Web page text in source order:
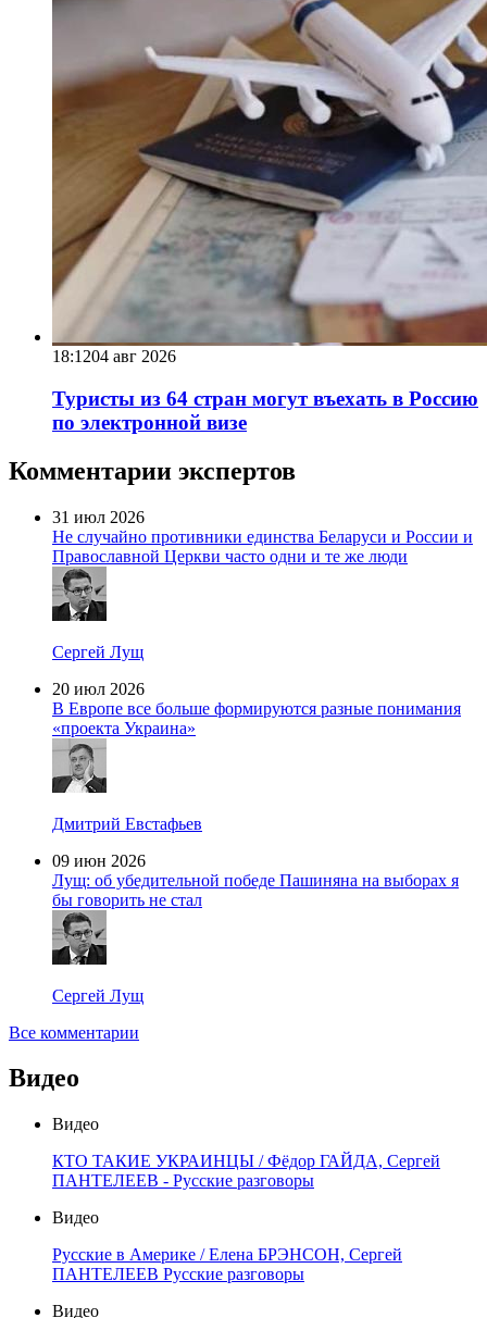
18:1204 авг 2026
Туристы из 64 стран могут въехать в Россию
по электронной визе
Комментарии экспертов
31 июл 2026
Не случайно противники единства Беларуси и России и
Православной Церкви часто одни и те же люди
Сергей Лущ
20 июл 2026
В Европе все больше формируются разные понимания
«проекта Украина»
Дмитрий Евстафьев
09 июн 2026
Лущ: об убедительной победе Пашиняна на выборах я
бы говорить не стал
Сергей Лущ
Все комментарии
Видео
Видео
КТО ТАКИЕ УКРАИНЦЫ / Фёдор ГАЙДА, Сергей
ПАНТЕЛЕЕВ - Русские разговоры
Видео
Русские в Америке / Елена БРЭНСОН, Сергей
ПАНТЕЛЕЕВ Русские разговоры
Видео